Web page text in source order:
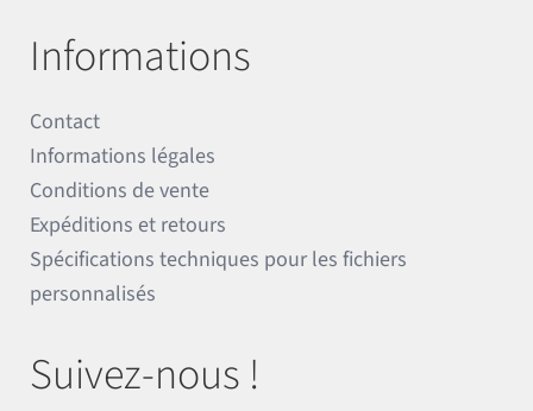
Informations
Contact
Informations légales
Conditions de vente
Expéditions et retours
Spécifications techniques pour les fichiers
personnalisés
Suivez-nous !